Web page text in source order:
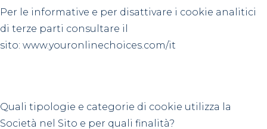
Per le informative e per disattivare i cookie analitici
di terze parti consultare il
sito: www.youronlinechoices.com/it
Quali tipologie e categorie di cookie utilizza la
Società nel Sito e per quali finalità?